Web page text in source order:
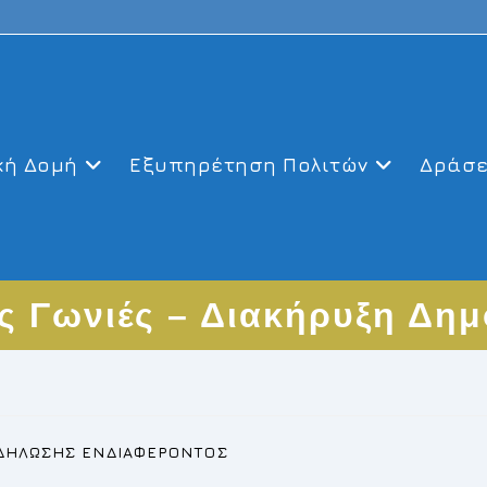
Δομή Εξυπηρέτηση Πολιτών
Γωνιές – Διακήρυξη
ΕΝΔΙΑΦΕΡΟΝΤΟΣ